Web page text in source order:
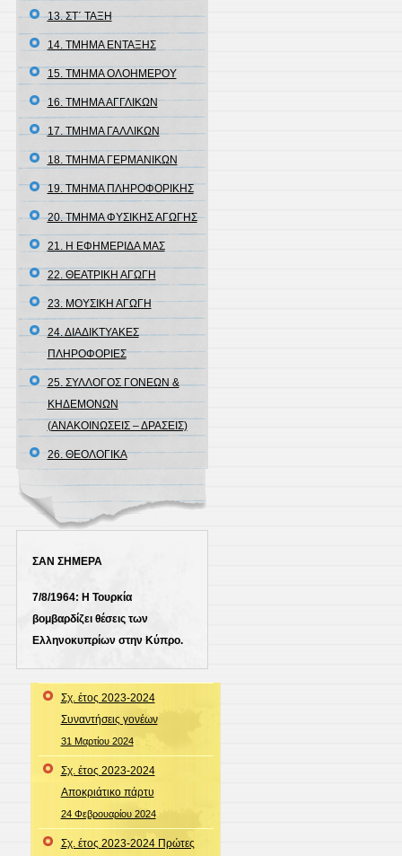
13. ΣΤ΄ ΤΑΞΗ
14. ΤΜΗΜΑ ΕΝΤΑΞΗΣ
15. ΤΜΗΜΑ ΟΛΟΗΜΕΡΟΥ
16. ΤΜΗΜΑ ΑΓΓΛΙΚΩΝ
17. ΤΜΗΜΑ ΓΑΛΛΙΚΩΝ
18. ΤΜΗΜΑ ΓΕΡΜΑΝΙΚΩΝ
19. ΤΜΗΜΑ ΠΛΗΡΟΦΟΡΙΚΗΣ
20. ΤΜΗΜΑ ΦΥΣΙΚΗΣ ΑΓΩΓΗΣ
21. Η ΕΦΗΜΕΡΙΔΑ ΜΑΣ
22. ΘΕΑΤΡΙΚΗ ΑΓΩΓΗ
23. ΜΟΥΣΙΚΗ ΑΓΩΓΗ
24. ΔΙΑΔΙΚΤΥΑΚΕΣ
ΠΛΗΡΟΦΟΡΙΕΣ
25. ΣΥΛΛΟΓΟΣ ΓΟΝΕΩΝ &
ΚΗΔΕΜΟΝΩΝ
(ΑΝΑΚΟΙΝΩΣΕΙΣ – ΔΡΑΣΕΙΣ)
26. ΘΕΟΛΟΓΙΚΑ
ΣΑΝ ΣΗΜΕΡΑ
7/8/1964: Η Τουρκία
βομβαρδίζει θέσεις των
Ελληνοκυπρίων στην Κύπρο.
Σχ. έτος 2023-2024
Συναντήσεις γονέων
31 Μαρτίου 2024
Σχ. έτος 2023-2024
Αποκριάτικο πάρτυ
24 Φεβρουαρίου 2024
Σχ. έτος 2023-2024 Πρώτες